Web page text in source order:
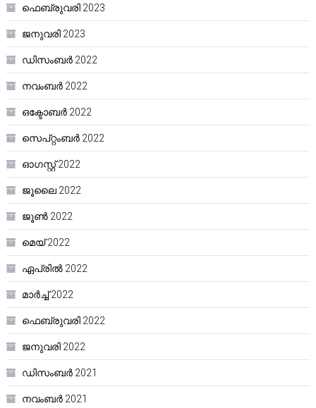
ഫെബ്രുവരി 2023
ജനുവരി 2023
ഡിസംബർ 2022
നവംബർ 2022
ഒക്ടോബർ 2022
സെപ്റ്റംബർ 2022
ഓഗസ്റ്റ്‌ 2022
ജൂലൈ 2022
ജൂൺ 2022
മെയ്‌ 2022
ഏപ്രിൽ 2022
മാർച്ച്‌ 2022
ഫെബ്രുവരി 2022
ജനുവരി 2022
ഡിസംബർ 2021
നവംബർ 2021